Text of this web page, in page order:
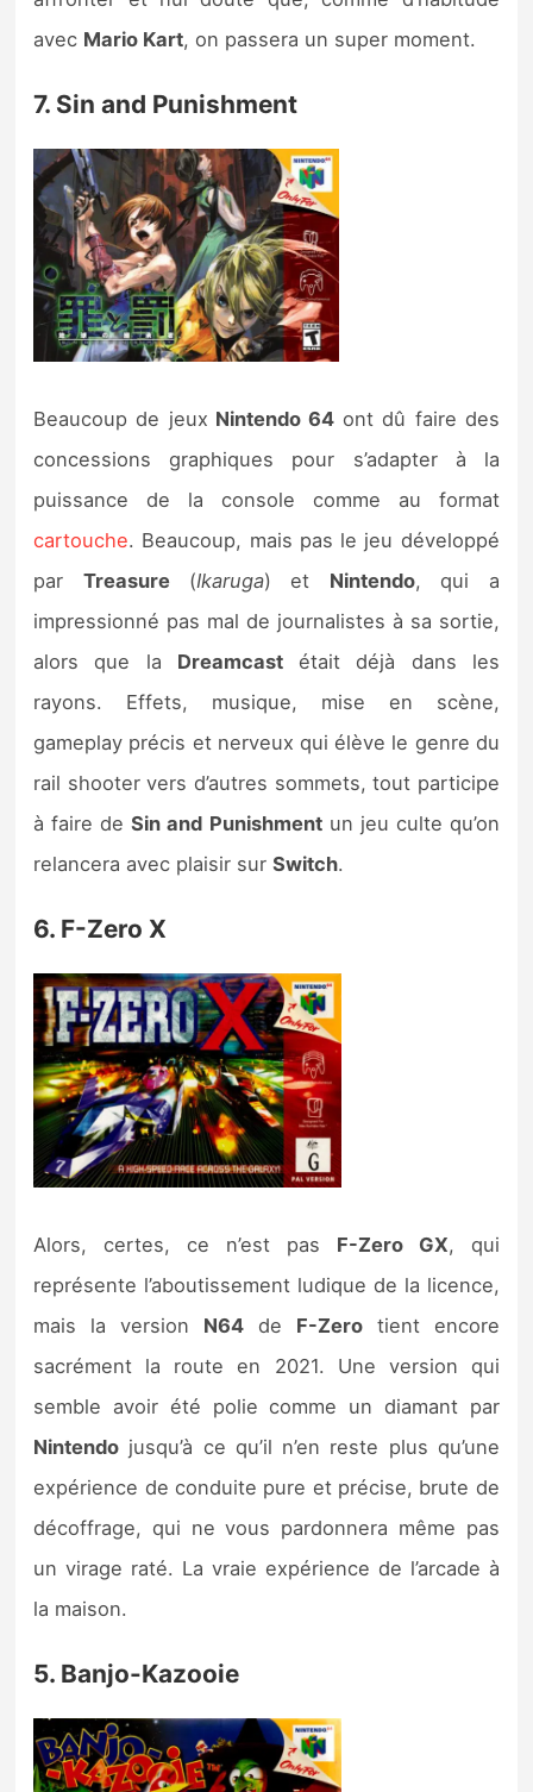
avec Mario Kart, on passera un super moment.
7. Sin and Punishment
Beaucoup de jeux Nintendo 64ont dû faire des
concessions graphiques pour s’adapter à la
puissance de la console comme au format
cartouche. Beaucoup, mais pas le jeu développé
par Treasure(Ikaruga) et Nintendo, qui a
impressionné pas mal de journalistes à sa sortie,
alors que la Dreamcastétait déjà dans les
rayons. Effets, musique, mise en scène,
gameplay précis et nerveux qui élève le genre du
rail shooter vers d’autres sommets, tout participe
à faire deSin and Punishmentun jeu culte qu’on
relancera avec plaisir surSwitch.
6. F-Zero X
Alors, certes, ce n’est pas F-Zero GX, qui
représente l’aboutissement ludique de la licence,
mais la version N64 de F-Zerotient encore
sacrément la route en 2021. Une version qui
semble avoir été polie comme un diamant par
Nintendo jusqu’à ce qu’il n’en reste plus qu’une
expérience de conduite pure et précise, brute de
décoffrage, qui ne vous pardonnera même pas
un virage raté. La vraie expérience de l’arcade à
la maison.
5. Banjo-Kazooie